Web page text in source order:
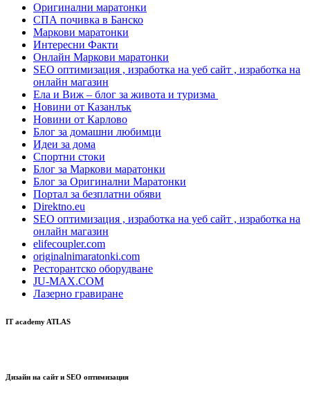
Оригинални маратонки
СПА почивка в Банско
Маркови маратонки
Интересни Факти
Онлайн Маркови маратонки
SEO оптимизация , изработка на уеб сайт , изработка на
онлайн магазин
Ела и Виж – блог за живота и туризма
Новини от Казанлък
Новини от Карлово
Блог за домашни любимци
Идеи за дома
Спортни стоки
Блог за Маркови маратонки
Блог за Оригинални Маратонки
Портал за безплатни обяви
Direktno.eu
SEO оптимизация , изработка на уеб сайт , изработка на
онлайн магазин
elifecoupler.com
originalnimaratonki.com
Ресторантско оборудване
JU-MAX.COM
Лазерно гравиране
IT academy ATLAS
Дизайн на сайт и SEO оптимизация